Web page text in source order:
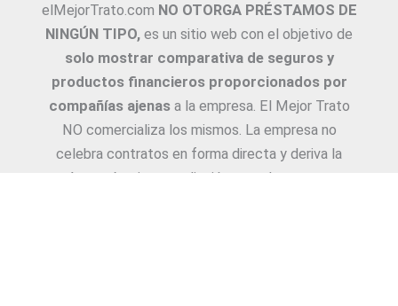
elMejorTrato.com NO OTORGA PRÉSTAMOS DE
NINGÚN TIPO, es un sitio web con el objetivo de
solo mostrar comparativa de seguros y
productos financieros proporcionados por
compañías ajenasa la empresa. El Mejor Trato
NO comercializa los mismos. La empresa no
celebra contratos en forma directa y deriva la
Asesoría e intermediación a productores y